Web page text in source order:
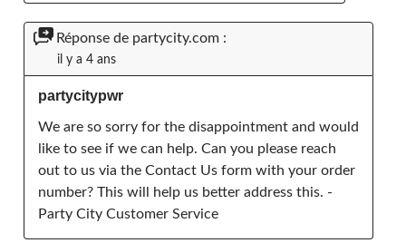
Réponse de partycity.com :
il y a 4 ans
partycitypwr
We are so sorry for the disappointment and would
like to see if we can help. Can you please reach
out to us via the Contact Us form with your order
number? This will help us better address this. -
Party City Customer Service